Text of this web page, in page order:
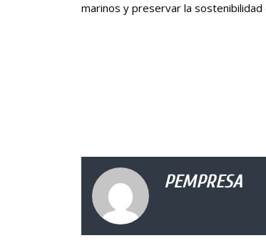
marinos y preservar la
PEMPRESA